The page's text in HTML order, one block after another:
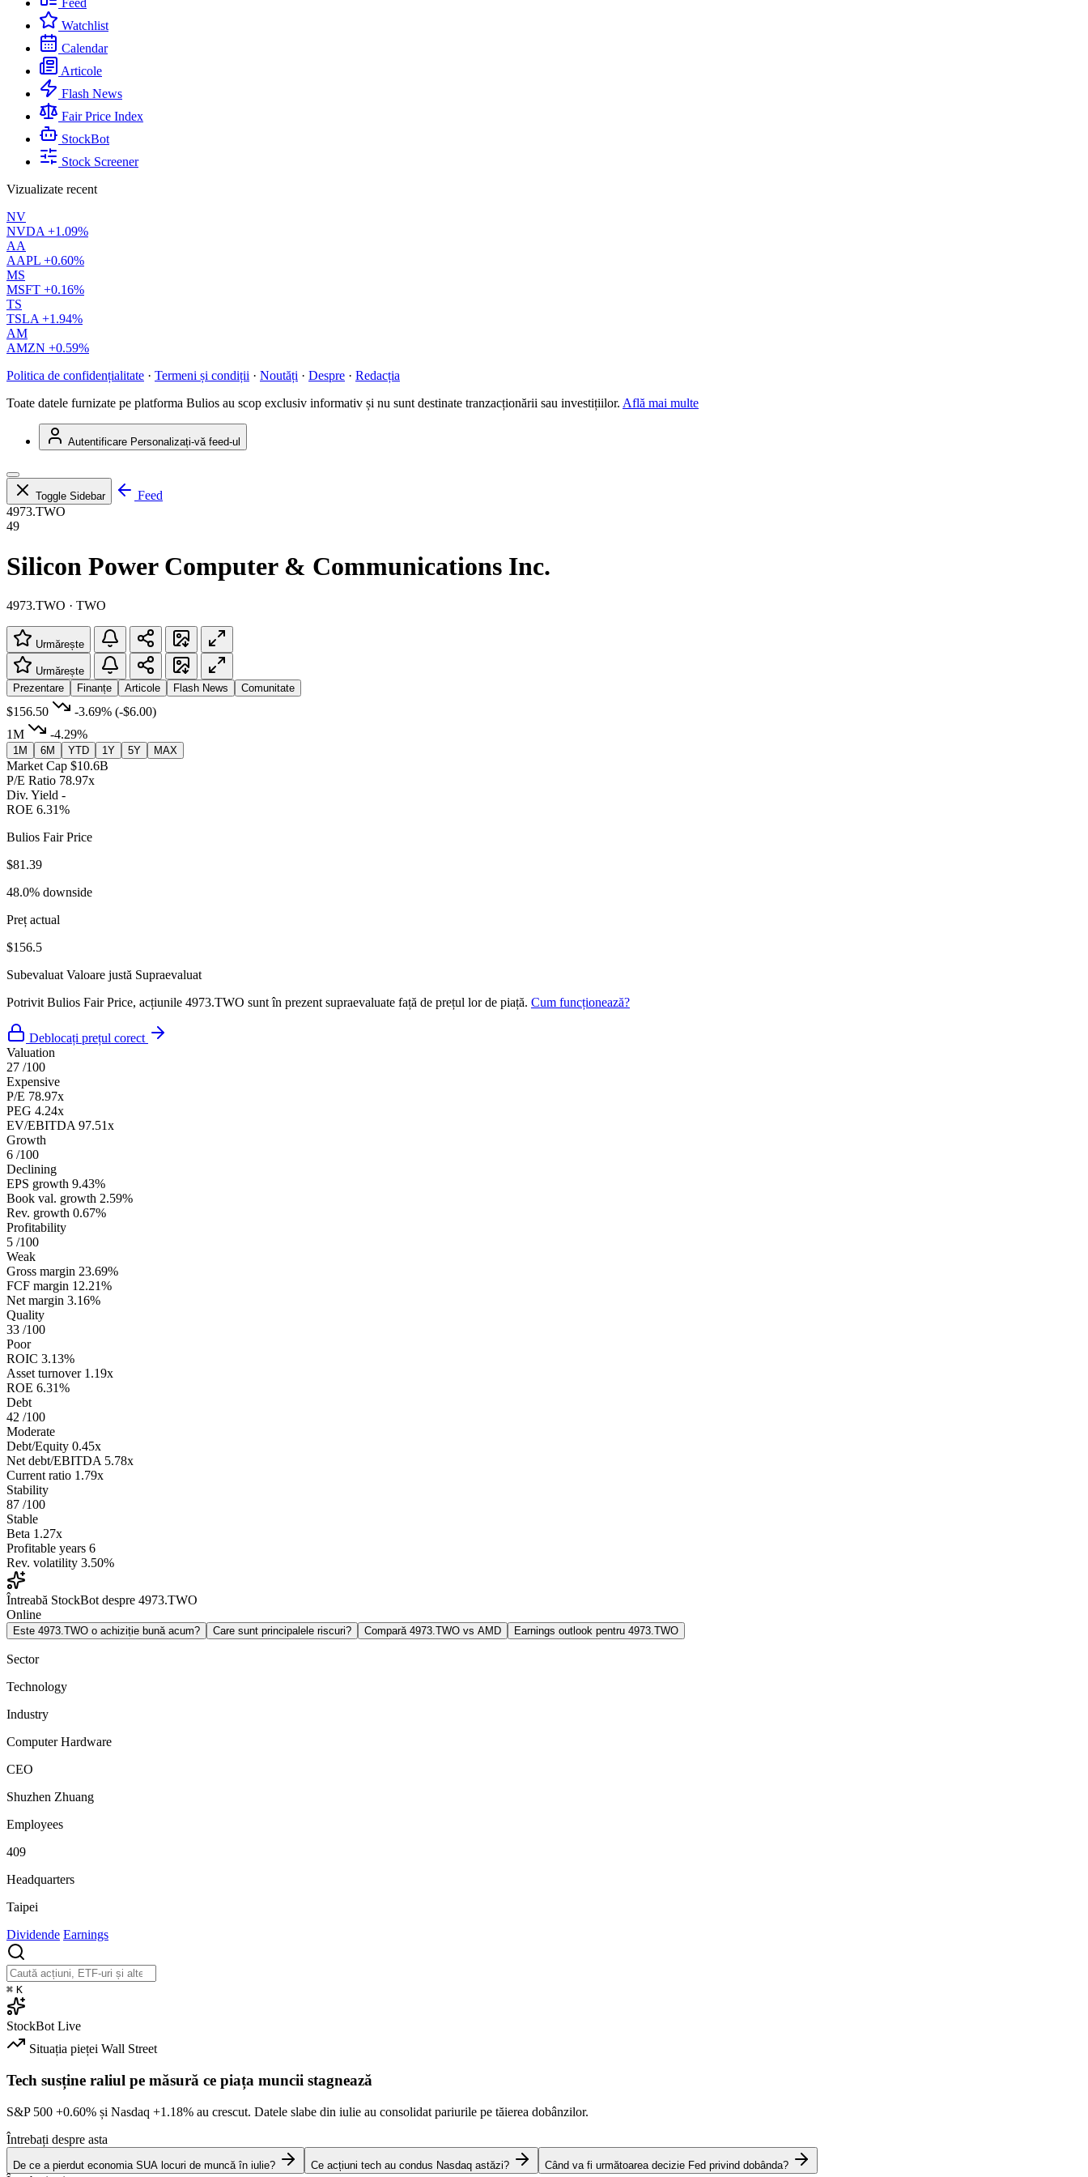
Feed
Watchlist
Calendar
Articole
Flash News
Fair Price Index
StockBot
Stock Screener
Vizualizate recent
NV
NVDA +1.09%
AA
AAPL +0.60%
MS
MSFT +0.16%
TS
TSLA +1.94%
AM
AMZN +0.59%
Politica de confidențialitate · Termeni și condiții · Noutăți · Despre · Redacția
Toate datele furnizate pe platforma Bulios au scop exclusiv informativ și nu sunt destinate tranzacționării sau investițiilor. Află mai multe
Autentificare Personalizați-vă feed-ul
Toggle Sidebar
Feed
4973.TWO
49
Silicon Power Computer & Communications Inc.
4973.TWO · TWO
Urmărește
Urmărește
Prezentare
Finanțe Articole Flash News Comunitate
$156.50 -3.69% (-$6.00)
1M
-4.29%
1M 6M YTD 1Y 5Y MAX
Market Cap $10.6B
P/E Ratio 78.97x
Div. Yield -
ROE 6.31%
Bulios Fair Price
$81.39
48.0% downside
Preț actual
$156.5
Subevaluat Valoare justă Supraevaluat
Potrivit Bulios Fair Price, acțiunile 4973.TWO sunt în prezent supraevaluate față de prețul lor de piață. Cum funcționează?
Deblocați prețul corect
Valuation
27 /100
Expensive
P/E 78.97x
PEG 4.24x
EV/EBITDA 97.51x
Growth
6 /100
Declining
EPS growth 9.43%
Book val. growth 2.59%
Rev. growth 0.67%
Profitability
5 /100
Weak
Gross margin 23.69%
FCF margin 12.21%
Net margin 3.16%
Quality
33 /100
Poor
ROIC 3.13%
Asset turnover 1.19x
ROE 6.31%
Debt
42 /100
Moderate
Debt/Equity 0.45x
Net debt/EBITDA 5.78x
Current ratio 1.79x
Stability
87 /100
Stable
Beta 1.27x
Profitable years 6
Rev. volatility 3.50%
Întreabă StockBot despre 4973.TWO
Online
Este 4973.TWO o achiziție bună acum? Care sunt principalele riscuri? Compară 4973.TWO vs AMD Earnings outlook pentru 4973.TWO
Sector
Technology
Industry
Computer Hardware
CEO
Shuzhen Zhuang
Employees
409
Headquarters
Taipei
Dividende Earnings
⌘ K
StockBot Live
Situația pieței Wall Street
Tech susține raliul pe măsură ce piața muncii stagnează
S&P 500 +0.60% și Nasdaq +1.18% au crescut. Datele slabe din iulie au consolidat pariurile pe tăierea dobânzilor.
Întrebați despre asta
De ce a pierdut economia SUA locuri de muncă în iulie? Ce acțiuni tech au condus Nasdaq astăzi? Când va fi următoarea decizie Fed privind dobânda?